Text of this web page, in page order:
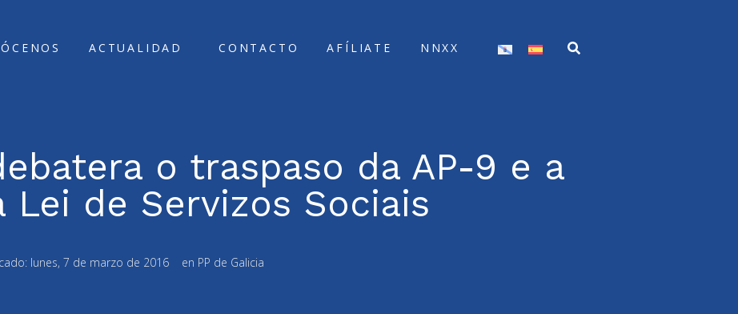
ACTUALIDAD CONTACTO AFÍLIATE NNXX
o traspaso da AP-9 e a
Lei de Servizos Sociais
lunes, 7 de marzo de 2016 en PP de Galicia